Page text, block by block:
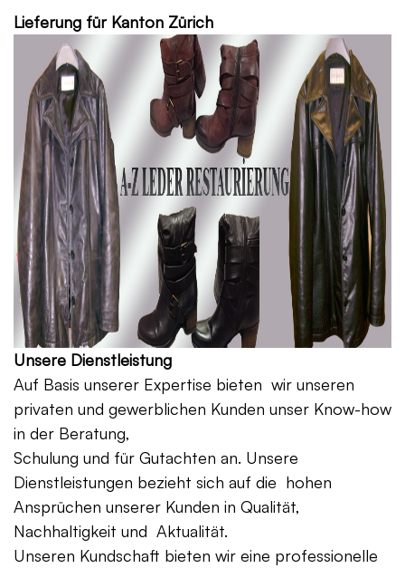
Lieferung für Kanton Zürich
Unsere Dienstleistung
Auf Basis unserer Expertise bieten wir unseren
privaten und gewerblichen Kunden unser Know-how
in der Beratung,
Schulung und für Gutachten an. Unsere
Dienstleistungen bezieht sich auf die hohen
Ansprüchen unserer Kunden in Qualität,
Nachhaltigkeit und Aktualität.
Unseren Kundschaft bieten wir eine professionelle